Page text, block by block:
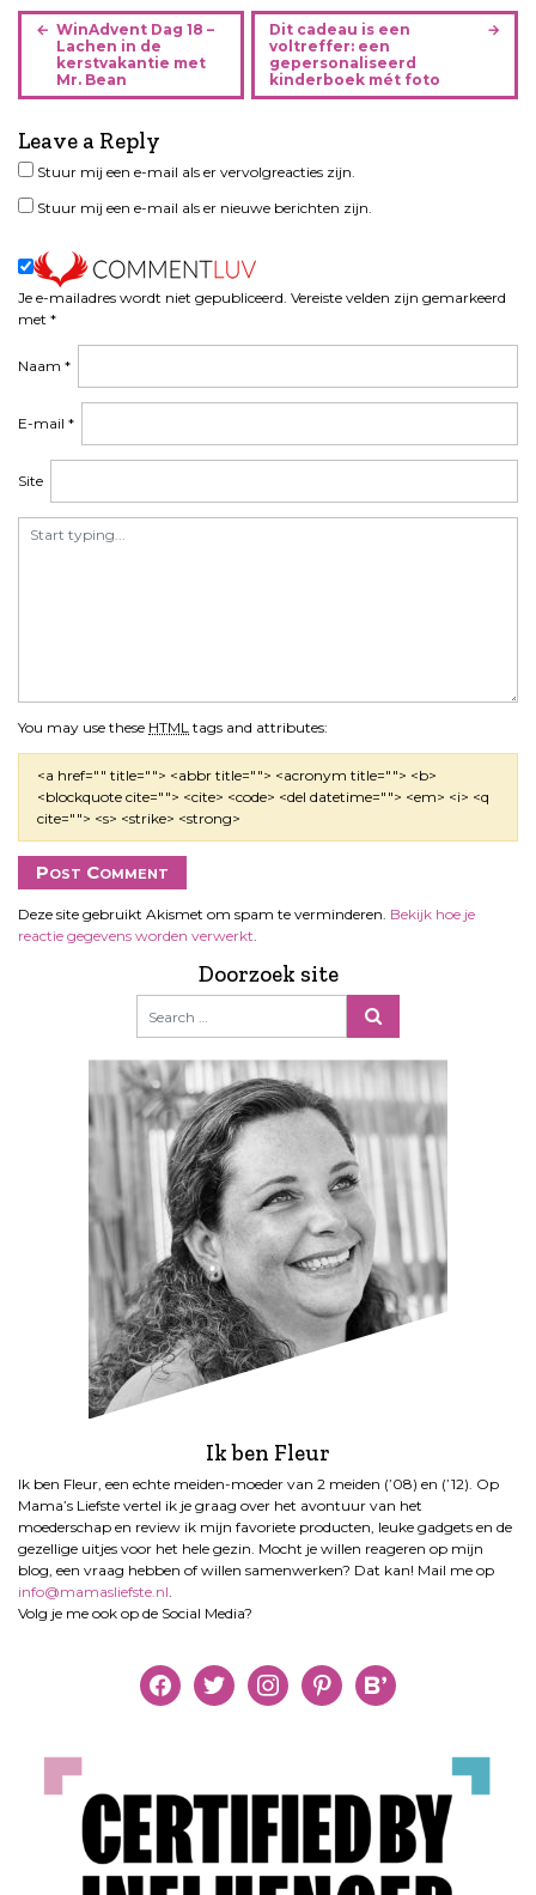
B
i
c
h
t
n
v
g
t
e
WinAdvent Dag 18 –
Lachen in de
kerstvakantie met
Mr. Bean
Dit cadeau is een
voltreffer: een
gepersonaliseerd
kinderboek mét foto
Leave a Reply
Je e-mailadres wordt niet gepubliceerd. Vereiste velden zijn gemarkeerd
met *
You may use these HTML tags and attributes:
<a href="" title=""> <abbr title=""> <acronym title=""> <b>
<blockquote cite=""> <cite> <code> <del datetime=""> <em> <i> <q
cite=""> <s> <strike> <strong>
Naam *
E-mail *
Site
Stuur mij een e-mail als er vervolgreacties zijn.
Stuur mij een e-mail als er nieuwe berichten zijn.
Deze site gebruikt Akismet om spam te verminderen. Bekijk hoe je
reactie gegevens worden verwerkt.
Doorzoek site
Ik ben Fleur
Ik ben Fleur, een echte meiden-moeder van 2 meiden (’08) en (’12). Op
Mama’s Liefste vertel ik je graag over het avontuur van het
moederschap en review ik mijn favoriete producten, leuke gadgets en de
gezellige uitjes voor het hele gezin. Mocht je willen reageren op mijn
blog, een vraag hebben of willen samenwerken? Dat kan! Mail me op
info@mamasliefste.nl.
Volg je me ook op de Social Media?
facebooktwitter instagrampinterestbloglovin